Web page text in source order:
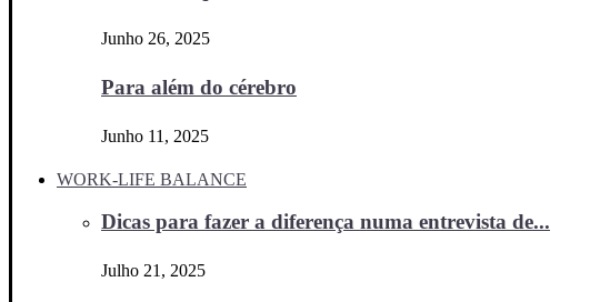
Junho 26, 2025
Para além do cérebro
Junho 11, 2025
WORK-LIFE BALANCE
Dicas para fazer a diferença numa entrevista de...
Julho 21, 2025